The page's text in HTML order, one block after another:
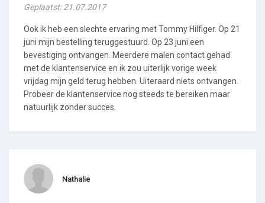
Geplaatst: 21.07.2017
Ook ik heb een slechte ervaring met Tommy Hilfiger. Op 21
juni mijn bestelling teruggestuurd. Op 23 juni een
bevestiging ontvangen. Meerdere malen contact gehad
met de klantenservice en ik zou uiterlijk vorige week
vrijdag mijn geld terug hebben. Uiteraard niets ontvangen.
Probeer de klantenservice nog steeds te bereiken maar
natuurlijk zonder succes.
Nathalie